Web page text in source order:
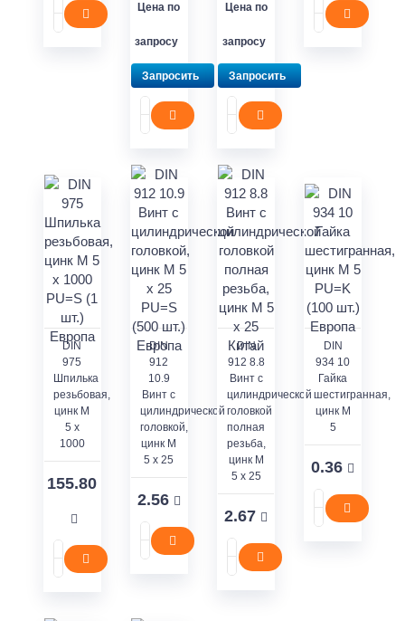
Цена по
запросу
Запросить
Цена по
запросу
Запросить
DIN
975
Шпилька
резьбовая,
цинк M
5 x
1000
155.80
DIN
912
10.9
Винт с
цилиндрической
головкой,
цинк M
5 x 25
2.56
DIN
912 8.8
Винт с
цилиндрической
головкой
полная
резьба,
цинк M
5 x 25
2.67
DIN
934 10
Гайка
шестигранная,
цинк M
5
0.36